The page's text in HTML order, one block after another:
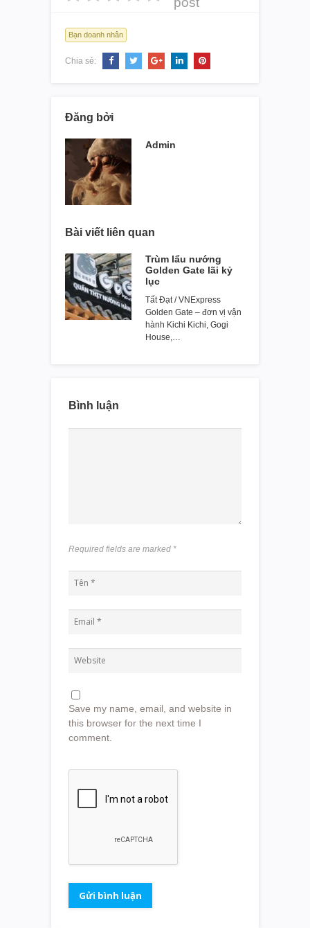
Bạn doanh nhân
Chia sẻ:
Đăng bởi
Admin
Bài viết liên quan
Trùm lẩu nướng
Golden Gate lãi kỷ
lục
Tất Đạt / VNExpress
Golden Gate – đơn vị vận
hành Kichi Kichi, Gogi
House,…
Bình luận
Required fields are marked *
Save my name, email, and website in
this browser for the next time I
comment.